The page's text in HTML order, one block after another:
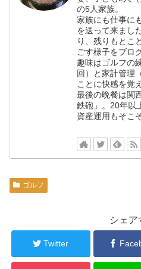
の5人家族。
家族にも仕事に
を送って来まし
り、残りもとこ
ごす様子をブロ
趣味はゴルフの
回）と家計管理
ことに快感を覚
最後の晩餐は関
鉄砲」。20年以
資産運用もそこ
ゴルフ
シェア
Twitter